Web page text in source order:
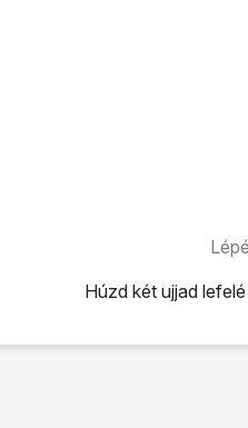
Húzd két ujjad lefelé
.